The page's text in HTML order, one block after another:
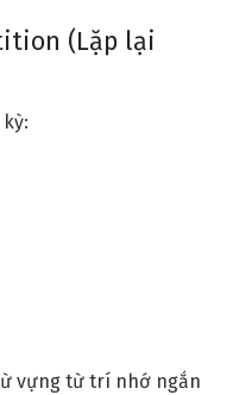
(Lặp lại
vựng từ trí nhớ ngắn